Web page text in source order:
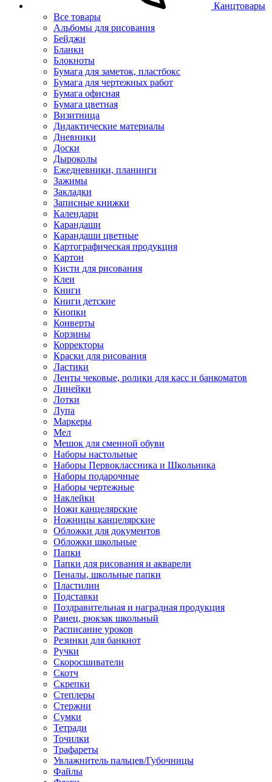
Канцтовары
Все товары
Альбомы для рисования
Бейджи
Бланки
Блокноты
Бумага для заметок, пластбокс
Бумага для чертежных работ
Бумага офисная
Бумага цветная
Визитница
Дидактические материалы
Дневники
Доски
Дыроколы
Ежедневники, планинги
Зажимы
Закладки
Записные книжки
Календари
Карандаши
Карандаши цветные
Картографическая продукция
Картон
Кисти для рисования
Клеи
Книги
Книги детские
Кнопки
Конверты
Корзины
Корректоры
Краски для рисования
Ластики
Ленты чековые, ролики для касс и банкоматов
Линейки
Лотки
Лупа
Маркеры
Мел
Мешок для сменной обуви
Наборы настольные
Наборы Первоклассника и Школьника
Наборы подарочные
Наборы чертежные
Наклейки
Ножи канцелярские
Ножницы канцелярские
Обложки для документов
Обложки школьные
Папки
Папки для рисования и акварели
Пеналы, школьные папки
Пластилин
Подставки
Поздравительная и наградная продукция
Ранец, рюкзак школьный
Расписание уроков
Резинки для банкнот
Ручки
Скоросшиватели
Скотч
Скрепки
Степлеры
Стержни
Сумки
Тетради
Точилки
Трафареты
Увлажнитель пальцев/Губочницы
Файлы